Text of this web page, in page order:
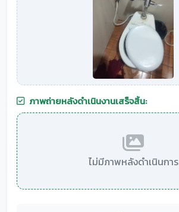
ภาพถ่ายหลังดำเนินงานเสร็จสิ้น:
ไม่มีภาพหลังดำเนินการ